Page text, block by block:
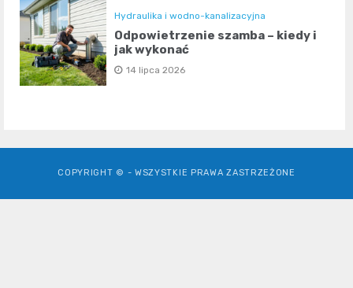
Hydraulika i wodno-kanalizacyjna
Odpowietrzenie szamba – kiedy i
jak wykonać
14 lipca 2026
COPYRIGHT © - WSZYSTKIE PRAWA ZASTRZEŻONE